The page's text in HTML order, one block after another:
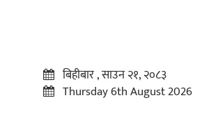
बिहीबार , साउन २१, २०८३
Thursday 6th August 2026